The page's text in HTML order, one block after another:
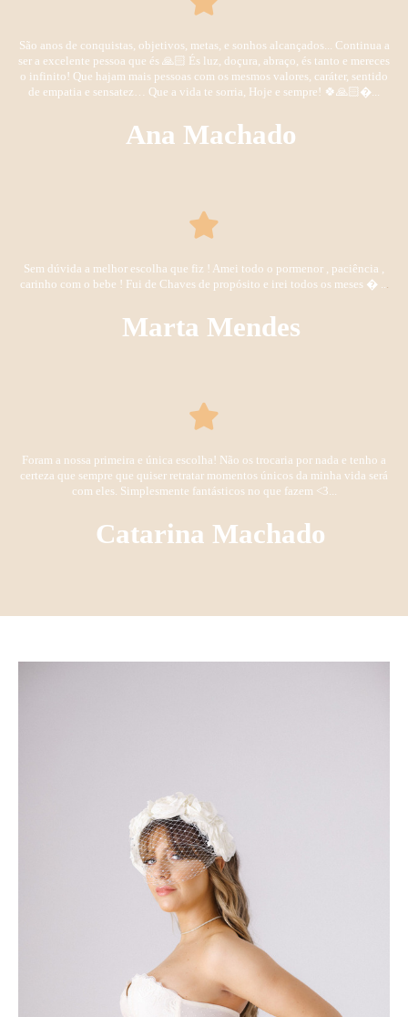
São anos de conquistas, objetivos, metas, e sonhos alcançados... Continua a
ser a excelente pessoa que és 🙏🏻 És luz, doçura, abraço, és tanto e mereces
o infinito! Que hajam mais pessoas com os mesmos valores, caráter, sentido
de empatia e sensatez… Que a vida te sorria, Hoje e sempre! 🍀🙏🏻�...
Ana Machado
Sem dúvida a melhor escolha que fiz ! Amei todo o pormenor , paciência ,
carinho com o bebe ! Fui de Chaves de propósito e irei todos os meses � ..
Marta Mendes
Foram a nossa primeira e única escolha! Não os trocaria por nada e tenho a
certeza que sempre que quiser retratar momentos únicos da minha vida será
com eles. Simplesmente fantásticos no que fazem <3...
Catarina Machado